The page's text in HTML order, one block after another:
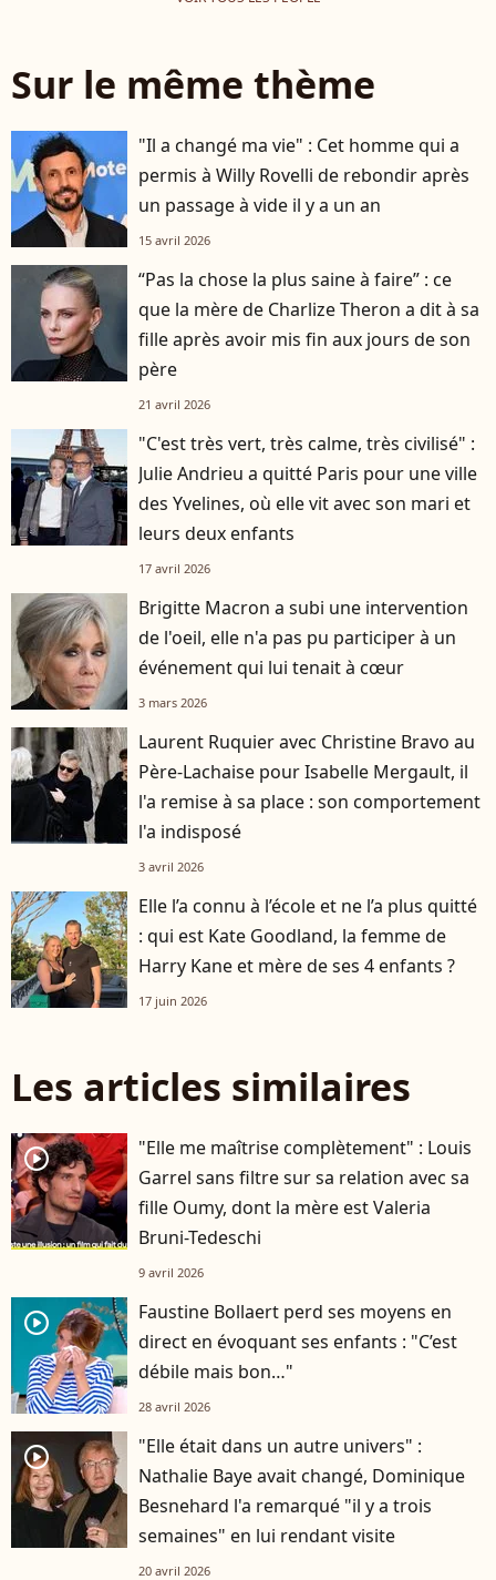
Sur le même thème
"Il a changé ma vie" : Cet homme qui a
permis à Willy Rovelli de rebondir après
un passage à vide il y a un an
15 avril 2026
“Pas la chose la plus saine à faire” : ce
que la mère de Charlize Theron a dit à sa
fille après avoir mis fin aux jours de son
père
21 avril 2026
"C'est très vert, très calme, très civilisé" :
Julie Andrieu a quitté Paris pour une ville
des Yvelines, où elle vit avec son mari et
leurs deux enfants
17 avril 2026
Brigitte Macron a subi une intervention
de l'oeil, elle n'a pas pu participer à un
événement qui lui tenait à cœur
3 mars 2026
Laurent Ruquier avec Christine Bravo au
Père-Lachaise pour Isabelle Mergault, il
l'a remise à sa place : son comportement
l'a indisposé
3 avril 2026
Elle l’a connu à l’école et ne l’a plus quitté
: qui est Kate Goodland, la femme de
Harry Kane et mère de ses 4 enfants ?
17 juin 2026
Les articles similaires
player2
"Elle me maîtrise complètement" : Louis
Garrel sans filtre sur sa relation avec sa
fille Oumy, dont la mère est Valeria
Bruni-Tedeschi
9 avril 2026
player2
Faustine Bollaert perd ses moyens en
direct en évoquant ses enfants : "C’est
débile mais bon…"
28 avril 2026
player2
"Elle était dans un autre univers" :
Nathalie Baye avait changé, Dominique
Besnehard l'a remarqué "il y a trois
semaines" en lui rendant visite
20 avril 2026